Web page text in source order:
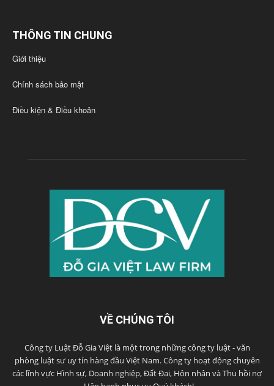
THÔNG TIN CHUNG
Giới thiệu
Chính sách bảo mật
Điều kiện & Điều khoản
VỀ CHÚNG TÔI
Công ty Luật Đỗ Gia Việt là một trong những công ty luật - văn
phòng luật sư uy tín hàng đầu Việt Nam. Công ty hoạt động chuyên
các lĩnh vực Hình sự, Doanh nghiệp, Đất Đai, Hôn nhân và Thu hồi nợ